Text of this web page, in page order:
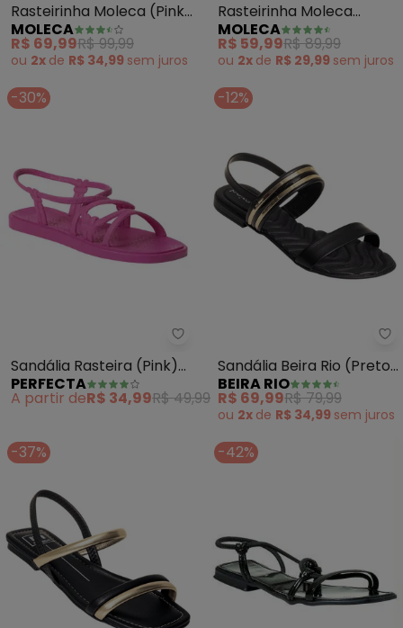
Rasteirinha Moleca (Pink)
em Sintético
MOLECA
R$ 69,99R$ 99,99
ou 2x de R$ 34,99 sem juros
Rasteirinha Moleca
(Preta) em Sintético
MOLECA
R$ 59,99R$ 89,99
ou 2x de R$ 29,99 sem juros
-30%
Perfecta - Sandália Rasteira
Sandália Rasteira (Pink)
em Full Plastic
PERFECTA
A partir deR$ 34,99R$ 49,99
-12%
Sandália Beira Rio (Preto)
em Sintético
BEIRA RIO
R$ 69,99R$ 79,99
ou 2x de R$ 34,99 sem juros
-37% -42%